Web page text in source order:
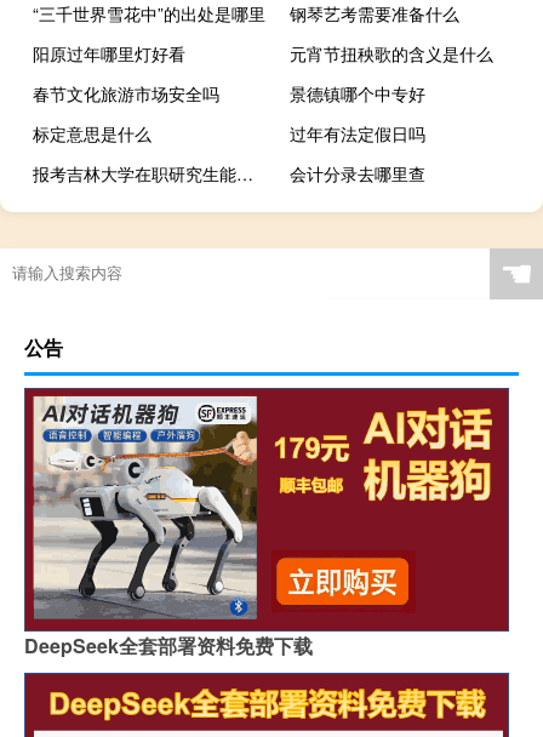
“三千世界雪花中”的出处是哪里
钢琴艺考需要准备什么
阳原过年哪里灯好看
元宵节扭秧歌的含义是什么
春节文化旅游市场安全吗
景德镇哪个中专好
标定意思是什么
过年有法定假日吗
报考吉林大学在职研究生能给自己充电吗
会计分录去哪里查
☚
公告
DeepSeek全套部署资料免费下载